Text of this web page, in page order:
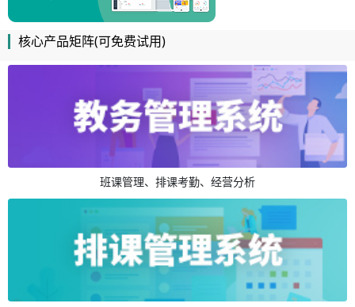
核心产品矩阵(可免费试用)
班课管理、排课考勤、经营分析